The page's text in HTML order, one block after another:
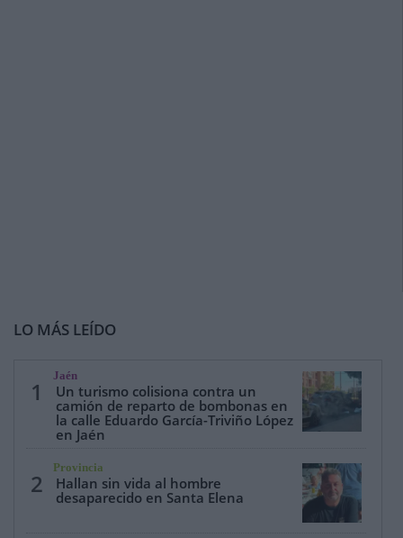
LO MÁS LEÍDO
1
Jaén
Un turismo colisiona contra un
camión de reparto de bombonas en
la calle Eduardo García-Triviño López
en Jaén
2
Provincia
Hallan sin vida al hombre
desaparecido en Santa Elena